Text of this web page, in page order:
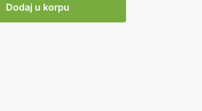
Dodaj u korpu